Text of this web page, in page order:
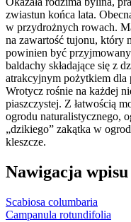
zwiastun końca lata.
w przydrożnych rowach.
na zawartość tujonu, który
powinien być
baldachy składające się z
atrakcyjnym pożytkiem dla
Wrotycz rośnie na każdej
piaszczystej. Z łatwością
ogrodu naturalistycznego,
„dzikiego” zakątka w
kleszcze.
Nawigacja wpisu
Scabiosa columbaria
Campanula rotundifolia